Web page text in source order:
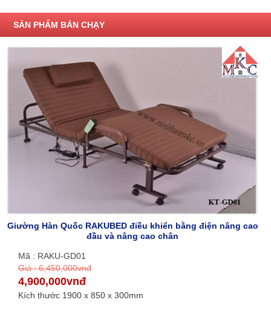
SẢN PHẨM BÁN CHẠY
Giường Hàn Quốc RAKUBED điều khiển bằng điện nâng cao
đầu và nâng cao chân
Mã : RAKU-GD01
Giá : 6,450,000vnđ
4,900,000vnđ
Kích thước 1900 x 850 x 300mm